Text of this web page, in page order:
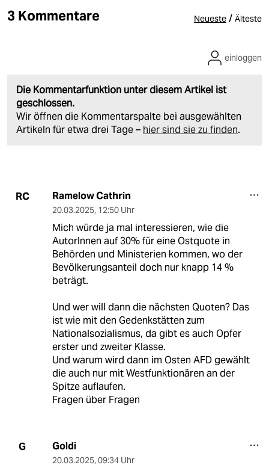
3 Kommentare Neueste / Älteste
Die Kommentarfunktion unter diesem Artikel ist
geschlossen.
Wir öffnen die Kommentarspalte bei ausgewählten
Artikeln für etwa drei Tage – hier sind sie zu finden.
einloggen
RC Ramelow Cathrin
20.03.2025, 12:50 Uhr
Mich würde ja mal interessieren, wie die
AutorInnen auf 30% für eine Ostquote in
Behörden und Ministerien kommen, wo der
Bevölkerungsanteil doch nur knapp 14 %
beträgt.
Und wer will dann die nächsten Quoten? Das
ist wie mit den Gedenkstätten zum
Nationalsozialismus, da gibt es auch Opfer
erster und zweiter Klasse.
Und warum wird dann im Osten AFD gewählt
die auch nur mit Westfunktionären an der
Spitze auflaufen.
Fragen über Fragen
G Goldi
20.03.2025, 09:34 Uhr